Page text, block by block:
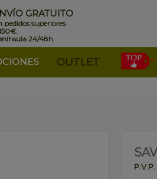
GRATUITO
pedidos superiores
24/48h.
OUTLET